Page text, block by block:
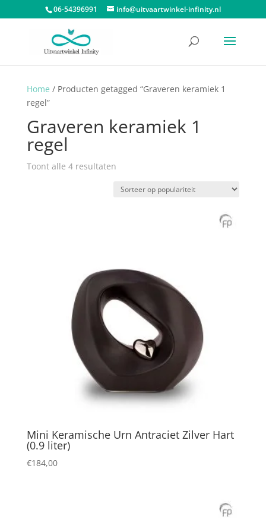
06-54396991 info@uitvaartwinkel-infinity.nl
Home / Producten getagged “Graveren keramiek 1
regel”
Graveren keramiek 1
regel
Toont alle 4 resultatenGesorteerd
populariteit
Mini Keramische Urn Antraciet Zilver Hart
(0.9 liter)
€184,00